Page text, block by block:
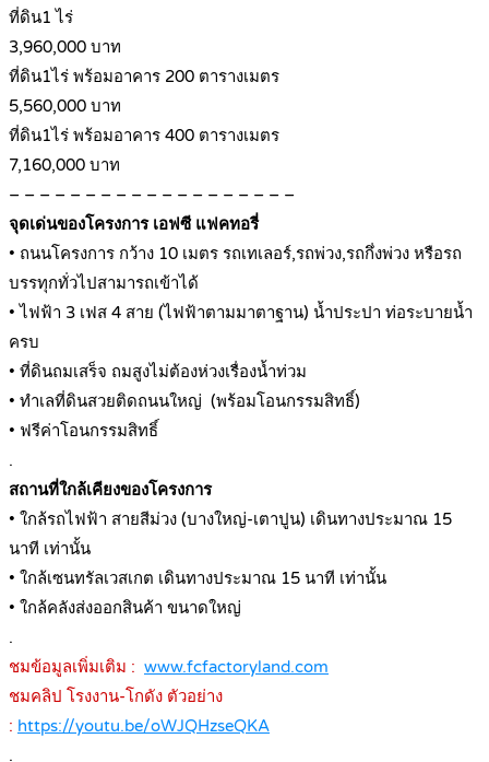
ที่ดิน1 ไร่
3,960,000 บาท
ที่ดิน1ไร่ พร้อมอาคาร 200 ตารางเมตร
5,560,000 บาท
ที่ดิน1ไร่ พร้อมอาคาร 400 ตารางเมตร
7,160,000 บาท
– – – – – – – – – – – – – – – – – – –
จุดเด่นของโครงการ เอฟซี แฟคทอรี่
• ถนนโครงการ กว้าง 10 เมตร รถเทเลอร์,รถพ่วง,รถกึ่งพ่วง หรือรถ
บรรทุกทั่วไปสามารถเข้าได้
• ไฟฟ้า 3 เฟส 4 สาย (ไฟฟ้าตามมาตาฐาน) น้ำประปา ท่อระบายน้ำ
ครบ
• ที่ดินถมเสร็จ ถมสูงไม่ต้องห่วงเรื่องน้ำท่วม
• ทำเลที่ดินสวยติดถนนใหญ่ (พร้อมโอนกรรมสิทธิ์)
• ฟรีค่าโอนกรรมสิทธิ์
.
สถานที่ใกล้เคียงของโครงการ
• ใกล้รถไฟฟ้า สายสีม่วง (บางใหญ่-เตาปูน) เดินทางประมาณ 15
นาที เท่านั้น
• ใกล้เซนทรัลเวสเกต เดินทางประมาณ 15 นาที เท่านั้น
• ใกล้คลังส่งออกสินค้า ขนาดใหญ่
.
ชมข้อมูลเพิ่มเติม : www.fcfactoryland.com
ชมคลิป โรงงาน-โกดัง ตัวอย่าง
: https://youtu.be/oWJQHzseQKA
.